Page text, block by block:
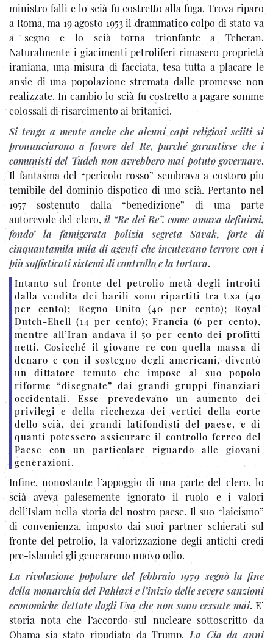
ministro fallì e lo scià fu costretto alla fuga. Trova riparo
a Roma, ma 19 agosto 1953 il drammatico colpo di stato va
a segno e lo scià torna trionfante a Teheran.
Naturalmente i giacimenti petroliferi rimasero proprietà
iraniana, una misura di facciata, tesa tutta a placare le
ansie di una popolazione stremata dalle promesse non
realizzate. In cambio lo scià fu costretto a pagare somme
colossali di risarcimento ai britanici.
Si tenga a mente anche che alcuni capi religiosi sciiti si
pronunciarono a favore del Re, purché garantisse che i
comunisti del Tudeh non avrebbero mai potuto governare.
Il fantasma del “pericolo rosso” sembrava a costoro piu
temibile del dominio dispotico di uno scià. Pertanto nel
1957 sostenuto dalla “benedizione” di una parte
autorevole del clero, il “Re dei Re”, come amava definirsi,
fondo’ la famigerata polizia segreta Savak, forte di
cinquantamila mila di agenti che incutevano terrore con i
più soffisticati sistemi di controllo e la tortura.
Intanto sul fronte del petrolio metà degli introiti
dalla vendita dei barili sono ripartiti tra Usa (40
per cento); Regno Unito (40 per cento); Royal
Dutch-Ehell (14 per cento); Francia (6 per cento),
mentre all’Iran andava il 50 per cento dei profitti
netti. Cosicché il giovane re con quella massa di
denaro e con il sostegno degli americani, diventò
un dittatore temuto che impose al suo popolo
riforme “disegnate” dai grandi gruppi finanziari
occidentali. Esse prevedevano un aumento dei
privilegi e della ricchezza dei vertici della corte
dello scià, dei grandi latifondisti del paese, e di
quanti potessero assicurare il controllo ferreo del
Paese con un particolare riguardo alle giovani
generazioni.
Infine, nonostante l’appoggio di una parte del clero, lo
scià aveva palesemente ignorato il ruolo e i valori
dell’Islam nella storia del nostro paese. Il suo “laicismo”
di convenienza, imposto dai suoi partner schierati sul
fronte del petrolio, la valorizzazione degli antichi credi
pre-islamici gli generarono nuovo odio.
La rivoluzione popolare del febbraio 1979 segnò la fine
della monarchia dei Pahlavi e l’inizio delle severe sanzioni
economiche dettate dagli Usa che non sono cessate mai. E’
storia nota che l’accordo sul nucleare sottoscritto da
Obama sia stato ripudiato da Trump. La Cia da anni